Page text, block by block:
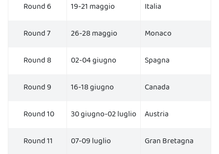
Round 6
19-21 maggio
Italia
Round 7
26-28 maggio
Monaco
Round 8
02-04 giugno
Spagna
Round 9
16-18 giugno
Canada
Round 10
30 giugno-02 luglio
Austria
Round 11
07-09 luglio
Gran Bretagna